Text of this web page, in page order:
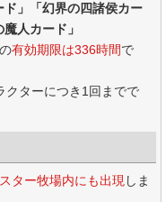
ド」「幻界の四諸侯カー
人カード」
有効期限は336時間で
クターにつき1回までで
ター牧場内にも出現 しま